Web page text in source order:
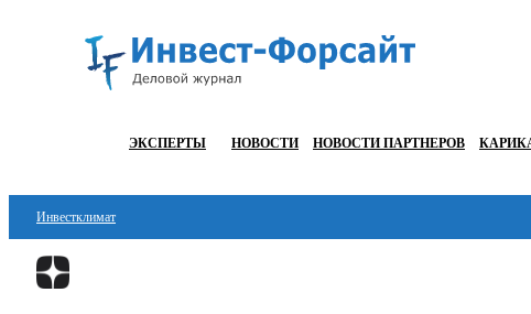
ЭКСПЕРТЫ НОВОСТИ НОВОСТИ ПАРТНЕРОВ
Инвестклимат
Финансы